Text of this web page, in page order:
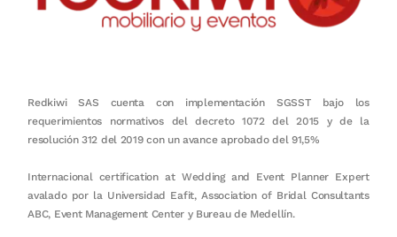
Redkiwi SAS cuenta con implementación SGSST bajo los
requerimientos normativos del decreto 1072 del 2015 y de la
resolución 312 del 2019 con un avance aprobado del 91,5%
Internacional certification at Wedding and Event Planner Expert
avalado por la Universidad Eafit, Association of Bridal Consultants
ABC, Event Management Center y Bureau de Medellín.